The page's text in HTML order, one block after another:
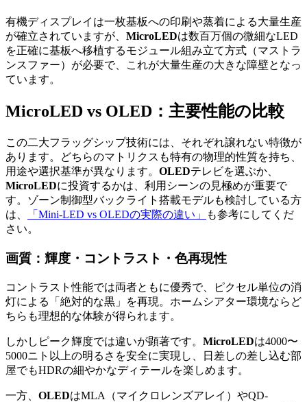
有機ディスプレイは一枚基板への印刷や蒸着による大量生産
が確立されていますが、 MicroLEDは数百万個の微細なLED
を正確に基板へ移植するモジュール組み立て方式（マストラ
ンスファー）が必要で、これが大量生産の大きな障壁となっ
ています。
MicroLED vs OLED：主要性能の比較
この二大フラッグシップ技術には、それぞれ譲れない特徴が
あります。どちらのマトリクスも特有の物理的性質を持ち、
用途や選択基準が異なります。 OLEDテレビを選ぶか、
MicroLEDに投資するかは、利用シーンの見極めが重要で
す。ゾーン制御型バックライト搭載モデルも検討している方
は、
「Mini-LED vs OLEDの実際の違い」
も参考にしてくだ
さい。
画質：輝度・コントラスト・色再現性
コントラスト性能では両者ともに優秀で、ピクセル単位の消
灯による「絶対的な黒」を再現。ホームシアター環境ならど
ちらも理想的な体験が得られます。
しかしピーク輝度では違いが顕著です。 MicroLEDは4000〜
5000ニト以上の明るさを安全に実現し、日差しの差し込む部
屋でもHDRの細やかなディテールを楽しめます。
一方、 OLEDはMLA（マイクロレンズアレイ）やQD-